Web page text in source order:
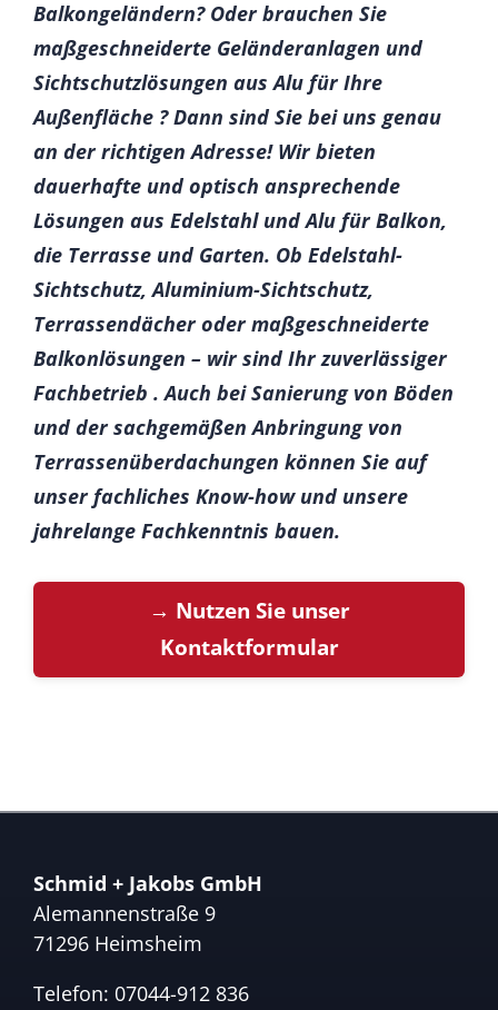
Balkongeländern? Oder brauchen Sie
maßgeschneiderte Geländeranlagen und
Sichtschutzlösungen aus Alu für Ihre
Außenfläche ? Dann sind Sie bei uns genau
an der richtigen Adresse! Wir bieten
dauerhafte und optisch ansprechende
Lösungen aus Edelstahl und Alu für Balkon,
die Terrasse und Garten. Ob Edelstahl-
Sichtschutz, Aluminium-Sichtschutz,
Terrassendächer oder maßgeschneiderte
Balkonlösungen – wir sind Ihr zuverlässiger
Fachbetrieb . Auch bei Sanierung von Böden
und der sachgemäßen Anbringung von
Terrassenüberdachungen können Sie auf
unser fachliches Know-how und unsere
jahrelange Fachkenntnis bauen.
→ Nutzen Sie unser
Kontaktformular
Schmid + Jakobs GmbH
Alemannenstraße 9
71296 Heimsheim
Telefon: 07044-912 836